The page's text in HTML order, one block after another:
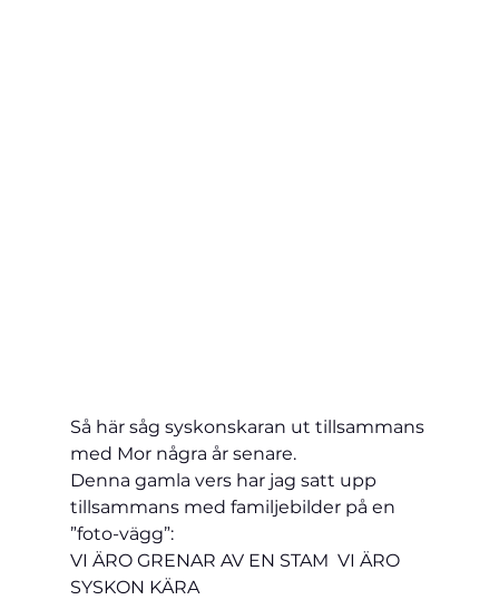
Så här såg syskonskaran ut tillsammans
med Mor några år senare.
Denna gamla vers har jag satt upp
tillsammans med familjebilder på en
”foto-vägg”:
VI ÄRO GRENAR AV EN STAM  VI ÄRO
SYSKON KÄRA